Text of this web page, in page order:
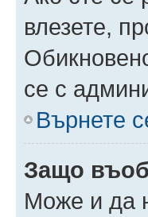
влезете,
се с
Върнете
Защо
Може и да